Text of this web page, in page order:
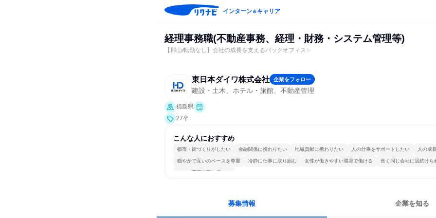
インターン＆キャリア
経理事務職(不動産事務、経理・財務・システム管理等)
【郡山/転勤なし】会社の成長を支えるバックオフィス✨
東日本ダイワ株式会社 企業をフォロー
建設・土木、ホテル・旅館、不動産管理
福島県
27卒
こんな人におすすめ
都市・街づくりがしたい 金融関係に携わりたい 地域貢献に携わりたい 人の仕事をサポートしたい 人の成
穏やかで互いのペースを尊重 冷静に仕事に取り組む 女性が働きやすい環境で働ける 長く同じ会社に居続けら
一つの専門分野を極める
募集情報 企業を知る